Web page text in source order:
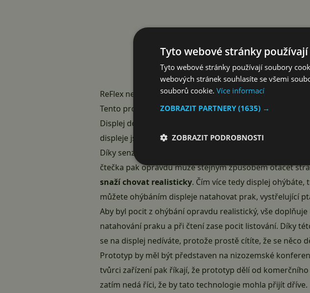
ReFlex není ohebný jen na oko
Tento prototyp využívá6″ohebný OLED (FOLED
)
Displej dosahuje rozlišení
a samotné
displeje jsou dostatečně široké nedotykové plochy, za
Díky senzoru ohybu pak můžete například displej
čtečka pak opravdu může stejným způsobem otáčet
snaží chovat realisticky. Čím více tedy displej
můžete ohýbáním displeje natahovat prak, vystřelující
Aby byl pocit z ohýbání opravdu realistický, vše doplňuje
natahování praku a při čtení zase pocit listování. Díky
se na displej nedíváte, protože prostě cítíte, že se něco
Prototyp by měl být představen na nizozemské
tvůrci zařízení pak říkají, že prototyp dělí od
zatím nedá říci, že by tato technologie mohla přijít dříve.
Tyto webové stránky
Tyto webové stránky používají soubory
webových stránek souhlasíte se všemi
souborů cookie. Více informací
ZOBRAZIT PARTNERY(1635) →
ZOBRAZIT PODROBNOSTI